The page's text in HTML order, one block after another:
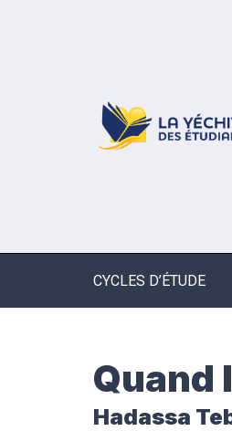
CYCLES D’ÉTUDE
Quand
Hadassa